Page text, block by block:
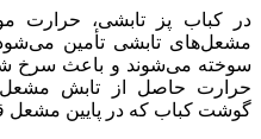
در کباب پز تابشی، حرارت
مشعل‌های تابشی تأمین
سوخته می‌شوند و باعث سرخ
حرارت حاصل از تابش
گوشت کباب که در پایین مشعل